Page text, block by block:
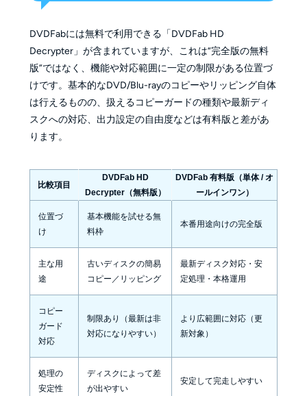
DVDFabには無料で利用できる「DVDFab HD
Decrypter」が含まれていますが、これは“完全版の無料
版”ではなく、機能や対応範囲に一定の制限がある位置づ
けです。基本的なDVD/Blu-rayのコピーやリッピング自体
は行えるものの、扱えるコピーガードの種類や最新ディ
スクへの対応、出力設定の自由度などは有料版と差があ
ります。
比較項目
DVDFab HD
Decrypter（無料版）
DVDFab 有料版（単体 / オ
ールインワン）
位置づ
け
基本機能を試せる無
料枠
本番用途向けの完全版
主な用
途
古いディスクの簡易
コピー／リッピング
最新ディスク対応・安
定処理・本格運用
コピー
ガード
対応
制限あり（最新は非
対応になりやすい）
より広範囲に対応（更
新対象）
処理の
安定性
ディスクによって差
が出やすい
安定して完走しやすい